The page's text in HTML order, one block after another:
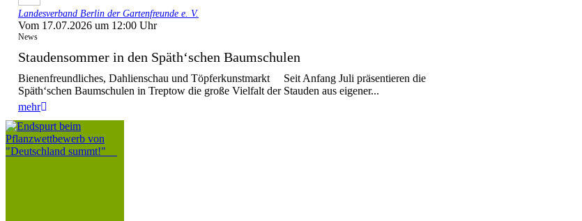
Landesverband Berlin der Gartenfreunde e. V.
Vom 17.07.2026 um 12:00 Uhr
News
Staudensommer in den Späth‘schen Baumschulen
Bienenfreundliches, Dahlienschau und Töpferkunstmarkt Seit Anfang Juli präsentieren die
Späth‘schen Baumschulen in Treptow die große Vielfalt der Stauden aus eigener...
mehr